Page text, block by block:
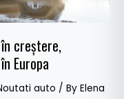
creștere,
Europa
auto / By Elena